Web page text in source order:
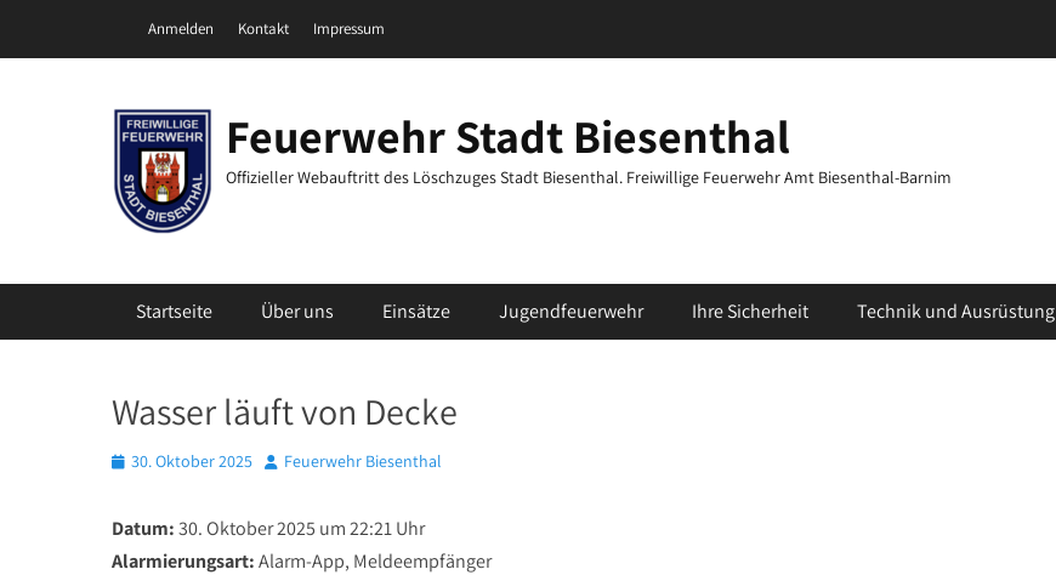
Header Top Menu
Anmelden Kontakt Impressum
Feuerwehr Stadt Biesenthal
Offizieller Webauftritt des Löschzuges Stadt Biesenthal. Freiwillige Feuerwehr Amt Biesenthal-Barnim
Primäres Menü
Startseite Über uns Einsätze Jugendfeuerwehr Ihre Sicherheit Technik und Ausrüstung
Wasser läuft von Decke
Posted
30. Oktober 2025 AutorFeuerwehr Biesenthal
Datum:30. Oktober 2025 um 22:21 Uhr
Alarmierungsart:Alarm-App, Meldeempfänger